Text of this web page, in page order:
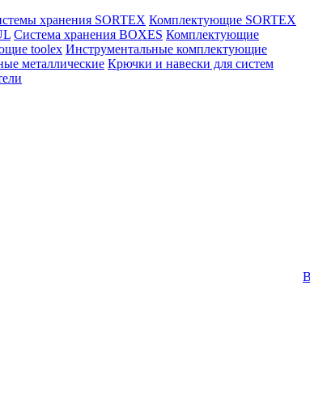
хранения SORTEX Комплектующие SORTEX
Система хранения BOXES Комплектующие
toolex Инструментальные комплектующие
металлические Крючки и навески для систем